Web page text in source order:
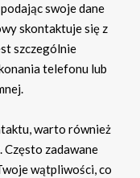
swoje dane
skontaktuje się z
szczególnie
telefonu lub
warto również
Często zadawane
wątpliwości, co